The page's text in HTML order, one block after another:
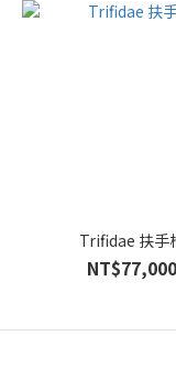
Trifidae 扶手
NT$77,000